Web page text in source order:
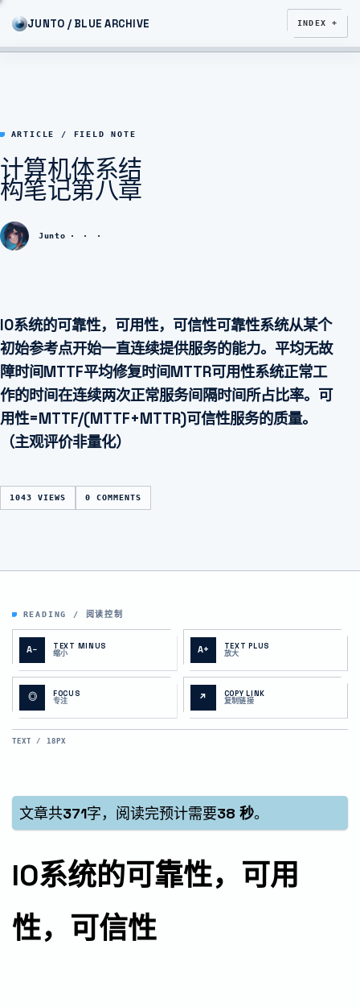
JUNTO / BLUE ARCHIVE INDEX +
ARTICLE / FIELD NOTE
计算机体系结
构笔记第八章
Junto
IO系统的可靠性，可用性，可信性可靠性系统从某个
初始参考点开始一直连续提供服务的能力。平均无故
障时间MTTF平均修复时间MTTR可用性系统正常工
作的时间在连续两次正常服务间隔时间所占比率。可
用性=MTTF/(MTTF+MTTR)可信性服务的质量。
（主观评价非量化）
1043 VIEWS 0 COMMENTS
READING / 阅读控制
A− TEXT MINUS
缩小 A+ TEXT PLUS
放大
◎ FOCUS
专注 ↗ COPY LINK
复制链接
TEXT / 18PX
文章共371字，阅读完预计需要38 秒。
IO系统的可靠性，可用
性，可信性